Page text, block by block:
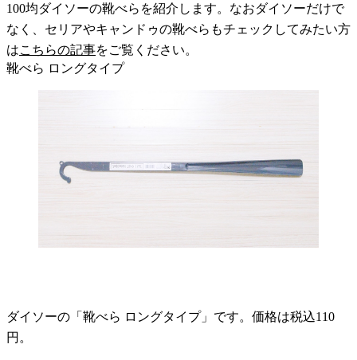
100均ダイソーの靴べらを紹介します。なおダイソーだけで
なく、セリアやキャンドゥの靴べらもチェックしてみたい方
はこちらの記事をご覧ください。
靴べら ロングタイプ
ダイソーの「靴べら ロングタイプ」です。価格は税込110
円。